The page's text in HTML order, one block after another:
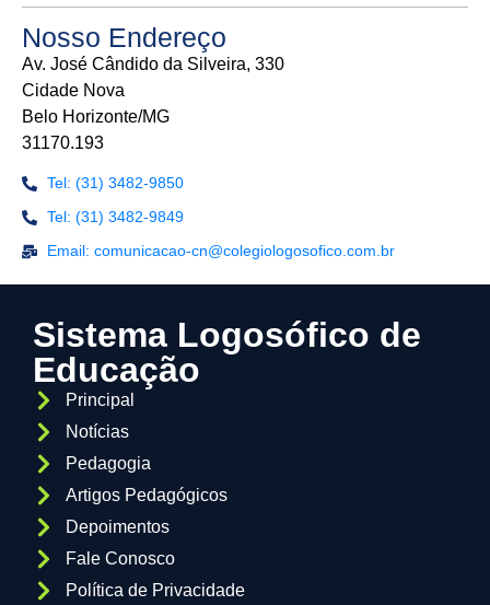
Nosso Endereço
Av. José Cândido da Silveira, 330
Cidade Nova
Belo Horizonte/MG
31170.193
Tel: (31) 3482-9850
Tel: (31) 3482-9849
Email: comunicacao-cn@colegiologosofico.com.br
Sistema Logosófico de
Educação
Principal
Notícias
Pedagogia
Artigos Pedagógicos
Depoimentos
Fale Conosco
Política de Privacidade